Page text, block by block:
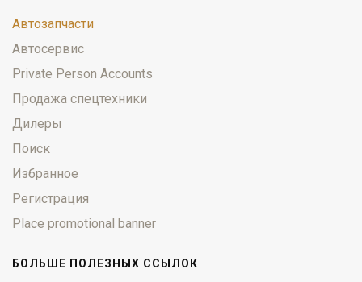
Автозапчасти
Автосервис
Private Person Accounts
Продажа спецтехники
Дилеры
Поиск
Избранное
Регистрация
Place promotional banner
БОЛЬШЕ ПОЛЕЗНЫХ ССЫЛОК